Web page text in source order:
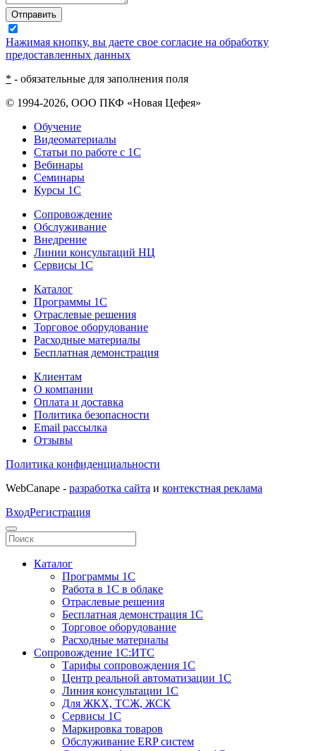
Отправить
Нажимая кнопку, вы даете свое согласие на обработку
предоставленных данных
* - обязательные для заполнения поля
© 1994-2026, ООО ПКФ «Новая Цефея»
Обучение
Видеоматериалы
Статьи по работе с 1С
Вебинары
Семинары
Курсы 1С
Сопровождение
Обслуживание
Внедрение
Линии консультаций НЦ
Сервисы 1С
Каталог
Программы 1С
Отраслевые решения
Торговое оборудование
Расходные материалы
Бесплатная демонстрация
Клиентам
О компании
Оплата и доставка
Политика безопасности
Email рассылка
Отзывы
Политика конфиденциальности
WebCanape - разработка сайта и контекстная реклама
ВходРегистрация
Каталог
Программы 1С
Работа в 1С в облаке
Отраслевые решения
Бесплатная демонстрация 1С
Торговое оборудование
Расходные материалы
Сопровождение 1С:ИТС
Тарифы сопровождения 1С
Центр реальной автоматизации 1С
Линия консультации 1С
Для ЖКХ, ТСЖ, ЖСК
Сервисы 1С
Маркировка товаров
Обслуживание ERP систем